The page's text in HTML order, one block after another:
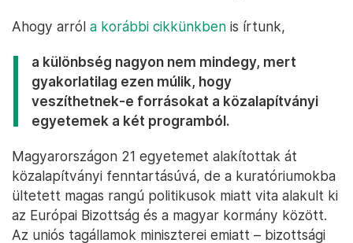
Ahogy arról a korábbi cikkünkben is írtunk,
a különbség nagyon nem mindegy, mert
gyakorlatilag ezen múlik, hogy
veszíthetnek-e forrásokat a közalapítványi
egyetemek a két programból.
Magyarországon 21 egyetemet alakítottak át
közalapítványi fenntartásúvá, de a kuratóriumokba
ültetett magas rangú politikusok miatt vita alakult ki
az Európai Bizottság és a magyar kormány között.
Az uniós tagállamok miniszterei emiatt – bizottsági